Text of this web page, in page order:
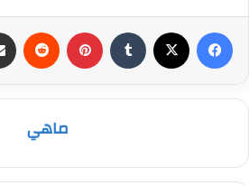
فيسبوك بينتيريست
ماهي